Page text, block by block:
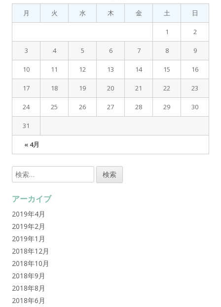
月
火 水 木 金 土 日
« 4月
1 2
3 4 5 6 7 8 9
10 11 12 13 14 15 16
17 18 19 20 21 22 23
24 25 26 27 28 29 30
31
検
索
:アーカイブ
2019年4月
2019年2月
2019年1月
2018年12月
2018年10月
2018年9月
2018年8月
2018年6月